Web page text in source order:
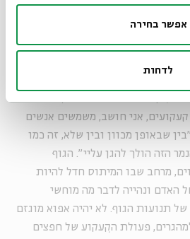
אפשר בחירה
לדחות
מבחינתו: "הוא עוצב כגלריה
אני חושב, משמשים אנשים
שבאופן מכוון ובין שלא, זה כמו
הזה הולך להגן עליי". הגוף
מרחב שבו המיתוס חדל להיות
האדם ונהייה לדבר מה מוחשי
תנועות הגוף. לא יהיה אפוא מוגזם
פעולת הקִעקוע של חפצים